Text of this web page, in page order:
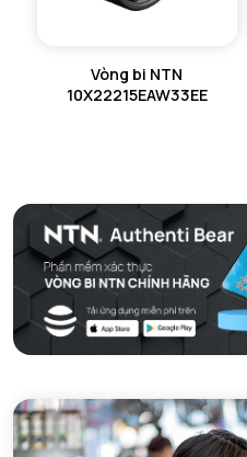
GỐI ĐỠ 2 NỬA NTN
Vòng bi NTN
10X22215EAW33EE